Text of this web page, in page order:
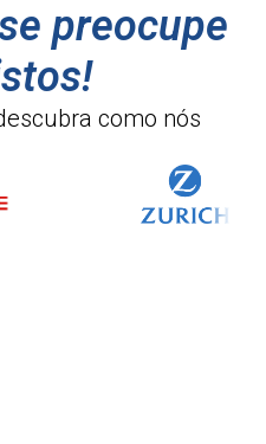
preocupe
como nós